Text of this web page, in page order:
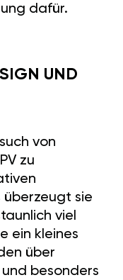
dafür.
UND
von
zu
überzeugt sie
viel
ein kleines
über
besonders